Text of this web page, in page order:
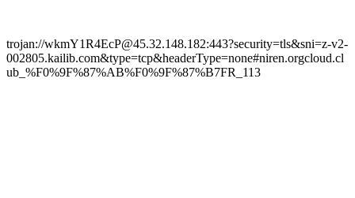
trojan://wkmY1R4EcP@45.32.148.182:443?security=tls&sni=z-v2-
002805.kailib.com&type=tcp&headerType=none#niren.orgcloud.cl
ub_%F0%9F%87%AB%F0%9F%87%B7FR_113